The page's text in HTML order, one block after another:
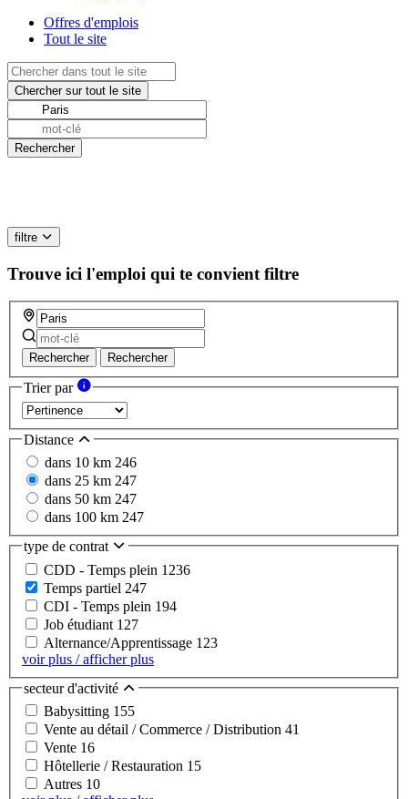
Offres d'emplois
Tout le site
filtre
Trouve ici l'emploi qui te convient filtre
Rechercher Rechercher
Trier par
Distance
dans 10 km 246
dans 25 km 247
dans 50 km 247
dans 100 km 247
type de contrat
CDD - Temps plein 1236
Temps partiel 247
CDI - Temps plein 194
Job étudiant 127
Alternance/Apprentissage 123
voir plus / afficher plus
secteur d'activité
Babysitting 155
Vente au détail / Commerce / Distribution 41
Vente 16
Hôtellerie / Restauration 15
Autres 10